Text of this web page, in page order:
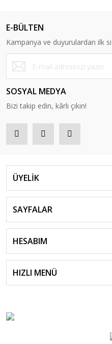
E-BÜLTEN
Kampanya ve duyurulardan ilk
SOSYAL MEDYA
Bizi takip edin, kârlı çıkın!
ÜYELİK
SAYFALAR
HESABIM
HIZLI MENÜ